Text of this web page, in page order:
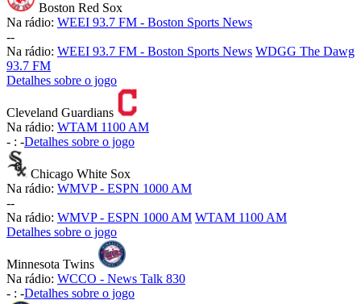
Boston Red Sox
Na rádio: WEEI 93.7 FM - Boston Sports News
--
Na rádio: WEEI 93.7 FM - Boston Sports News WDGG The Dawg
93.7 FM
Detalhes sobre o jogo
Cleveland Guardians
Na rádio: WTAM 1100 AM
- : -Detalhes sobre o jogo
Chicago White Sox
Na rádio: WMVP - ESPN 1000 AM
--
Na rádio: WMVP - ESPN 1000 AM WTAM 1100 AM
Detalhes sobre o jogo
Minnesota Twins
Na rádio: WCCO - News Talk 830
- : -Detalhes sobre o jogo